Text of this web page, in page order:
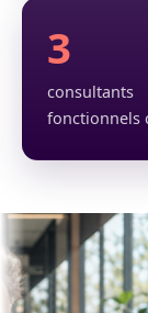
3
consultants
fonctionnels